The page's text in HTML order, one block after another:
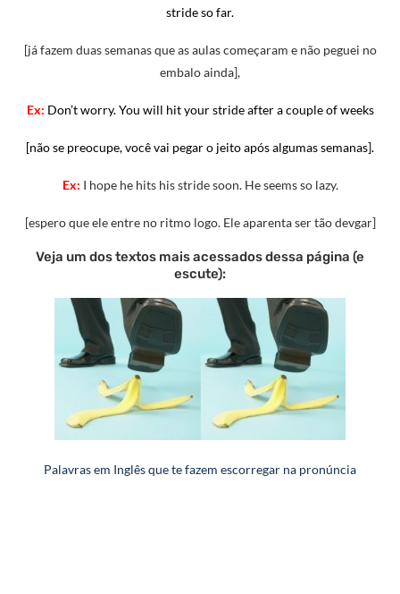
stride so far.
[já fazem duas semanas que as aulas começaram e não peguei no
embalo ainda],
Ex: Don’t worry. You will hit your stride after a couple of weeks
[não se preocupe, você vai pegar o jeito após algumas semanas].
Ex: I hope he hits his stride soon. He seems so lazy.
[espero que ele entre no ritmo logo. Ele aparenta ser tão devgar]
Veja um dos textos mais acessados dessa página (e
escute):
Palavras em Inglês que te fazem escorregar na pronúncia